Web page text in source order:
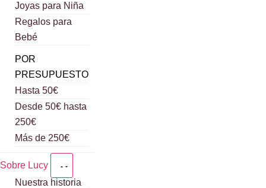
Joyas para Niña
Regalos para
Bebé
POR
PRESUPUESTO
Hasta 50€
Desde 50€ hasta
250€
Más de 250€
Sobre Lucy
Nuestra historia